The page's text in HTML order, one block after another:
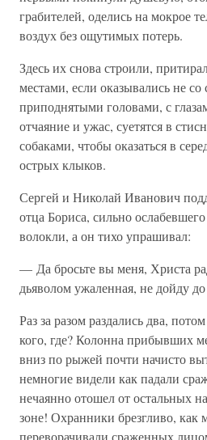
грабителей, оделись на мокрое
воздух без ощутимых потерь.
Здесь их снова строили,
местами, если оказывались не
приподнятыми головами, с
отчаяние и ужас, суетятся в
собаками, чтобы оказаться в
острых клыков.
Сергей и Николай Иванович
отца Бориса, сильно
волокли, а он тихо упрашивал:
— Да бросьте вы меня, Христа
дьяволом ужаленная, не дойду
Раз за разом раздались два,
кого, где? Колонна прибывших
вниз по рыжей почти начисто
немногие видели как падали
нечаянно отошел от остальных
зоне! Охранники брезгливо, как
переворачивали сраженных